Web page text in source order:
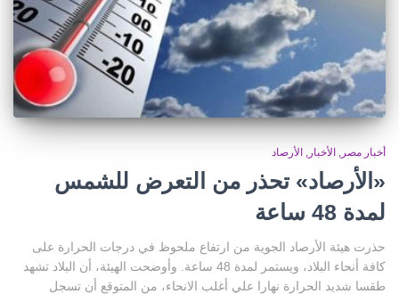
أخبار مصر الأخبار الأرصاد
«الأرصاد» تحذر من التعرض للشمس
لمدة 48 ساعة
حذرت هيئة الأرصاد الجوية من ارتفاع ملحوظ في درجات الحرارة على
كافة أنحاء البلاد، ويستمر لمدة 48 ساعة. وأوضحت الهيئة، أن البلاد تشهد
طقسا شديد الحرارة نهارا علي أغلب الانحاء، من المتوقع أن تسجل